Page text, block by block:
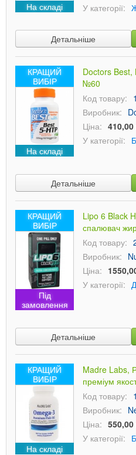
На складі
У категорії:
Детальніше
КРАЩИЙ
ВИБІР
На складі
Doctors Best,
№60
Код товару:
Виробник:
Ціна: 410,00
У категорії:
Детальніше
КРАЩИЙ
ВИБІР
Під
замовлення
Lipo 6 Black
спалювач
Код товару:
Виробник:
Ціна:
У категорії:
Детальніше
КРАЩИЙ
ВИБІР
На складі
Madre Labs,
преміум
Код товару:
Виробник:
Ціна: 550,00
У категорії: